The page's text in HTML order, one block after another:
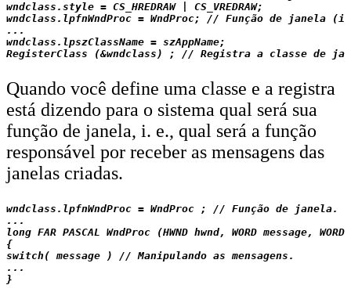
wndclass.style = CS_HREDRAW | CS_VREDRAW;
wndclass.lpfnWndProc = WndProc; // Função de janela
...
wndclass.lpszClassName = szAppName;
Quando você define uma classe e a registra
está dizendo para o sistema qual será sua
função de janela, i. e., qual será a função
responsável por receber as mensagens das
janelas criadas.
wndclass.lpfnWndProc = WndProc ; // Função de janela.
...
long FAR PASCAL WndProc (HWND hwnd, WORD message,
{
switch( message ) // Manipulando as mensagens.
...